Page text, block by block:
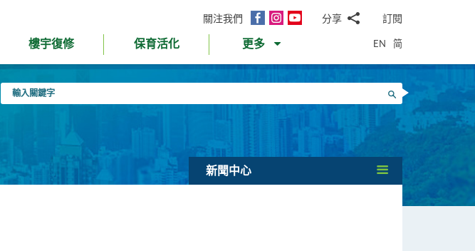
關注我們
面
InstagramYouTube分享
郵WhatsApp
微
信
面
書Twitter
LinkedIn
微
訂閱
樓宇復修 保育活化 更多 EN 简
入
搜尋
新聞中心